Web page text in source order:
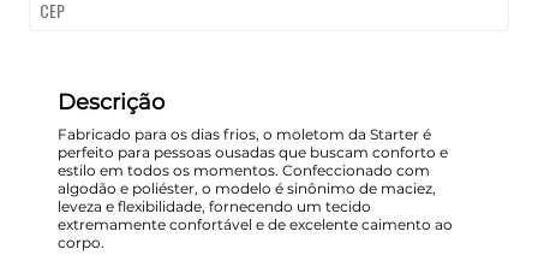
Descrição
Fabricado para os dias frios, o moletom da Starter é
perfeito para pessoas ousadas que buscam conforto e
estilo em todos os momentos. Confeccionado com
algodão e poliéster, o modelo é sinônimo de maciez,
leveza e flexibilidade, fornecendo um tecido
extremamente confortável e de excelente caimento ao
corpo.